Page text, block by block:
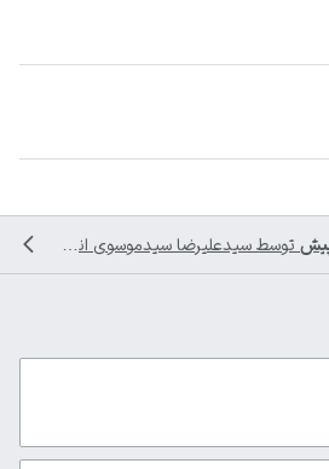
توسط سیدعلیرضا سیدموسوی انجام شده است